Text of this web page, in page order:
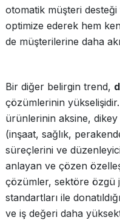
otomatik müşteri
optimize ederek hem
de müşterilerine daha
Bir diğer belirgin trend,
çözümlerinin
ürünlerinin aksine,
(inşaat, sağlık,
süreçlerini ve
anlayan ve çözen
çözümler, sektöre özgü
standartları ile
ve iş değeri daha